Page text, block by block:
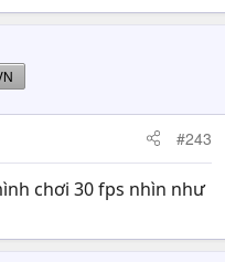
#243
chơi 30 fps nhìn như